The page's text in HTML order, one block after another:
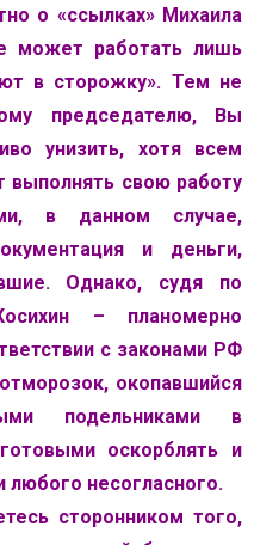
о «ссылках» Михаила
может работать лишь
в сторожку». Тем не
председателю, Вы
унизить, хотя всем
выполнять свою работу
в данном случае,
и деньги,
Однако, судя по
– планомерно
с законами РФ
окопавшийся
подельниками в
оскорблять и
любого несогласного.
сторонником того,